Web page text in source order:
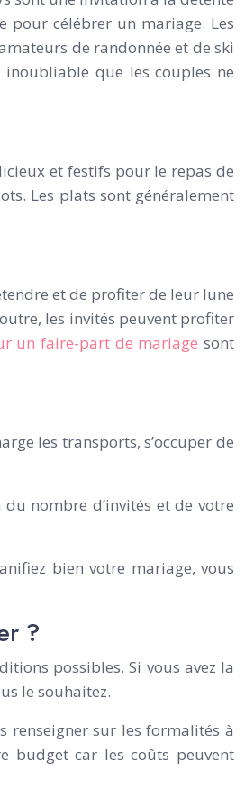
pour célébrer un mariage. Les
de randonnée et de ski
que les couples ne
et festifs pour le repas de
Les plats sont généralement
et de profiter de leur lune
les invités peuvent profiter
un faire-part de mariage sont
les transports, s’occuper de
nombre d’invités et de votre
bien votre mariage, vous
?
possibles. Si vous avez la
le souhaitez.
renseigner sur les formalités à
budget car les coûts peuvent